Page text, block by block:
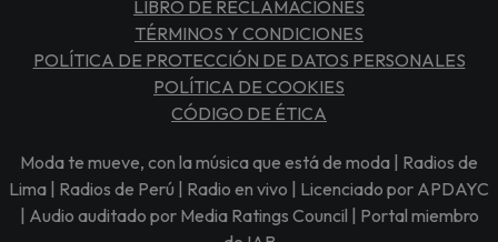
LIBRO DE RECLAMACIONES
TÉRMINOS Y CONDICIONES
POLÍTICA DE PROTECCIÓN DE DATOS PERSONALES
POLÍTICA DE COOKIES
CÓDIGO DE ÉTICA
Moda te mueve, con la música que está de moda | Radios de
Lima | Radios de Perú | Radio en vivo | Licenciado por APDAYC
| Audio auditado por Media Ratings Council | Portal miembro